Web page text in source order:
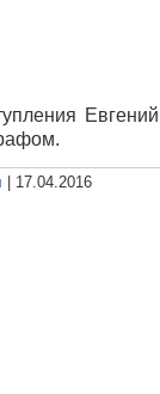
| 17.04.2016